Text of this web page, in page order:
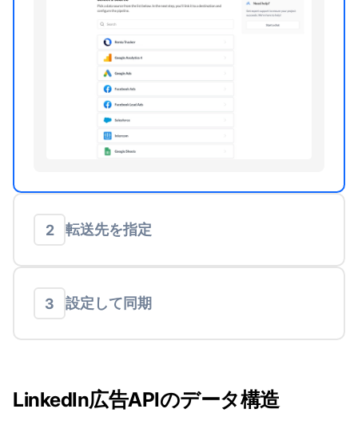
2 転送先を指定
3 設定して同期
LinkedIn広告APIのデータ構造